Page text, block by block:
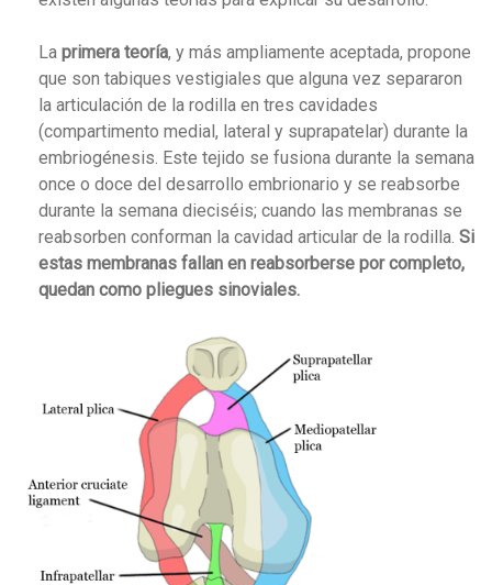
La primera teoría, y más ampliamente aceptada, propone
que son tabiques vestigiales que alguna vez separaron
la articulación de la rodilla en tres cavidades
(compartimento medial, lateral y suprapatelar) durante la
embriogénesis. Este tejido se fusiona durante la semana
once o doce del desarrollo embrionario y se reabsorbe
durante la semana dieciséis; cuando las membranas se
reabsorben conforman la cavidad articular de la rodilla. Si
estas membranas fallan en reabsorberse por completo,
quedan como pliegues sinoviales.